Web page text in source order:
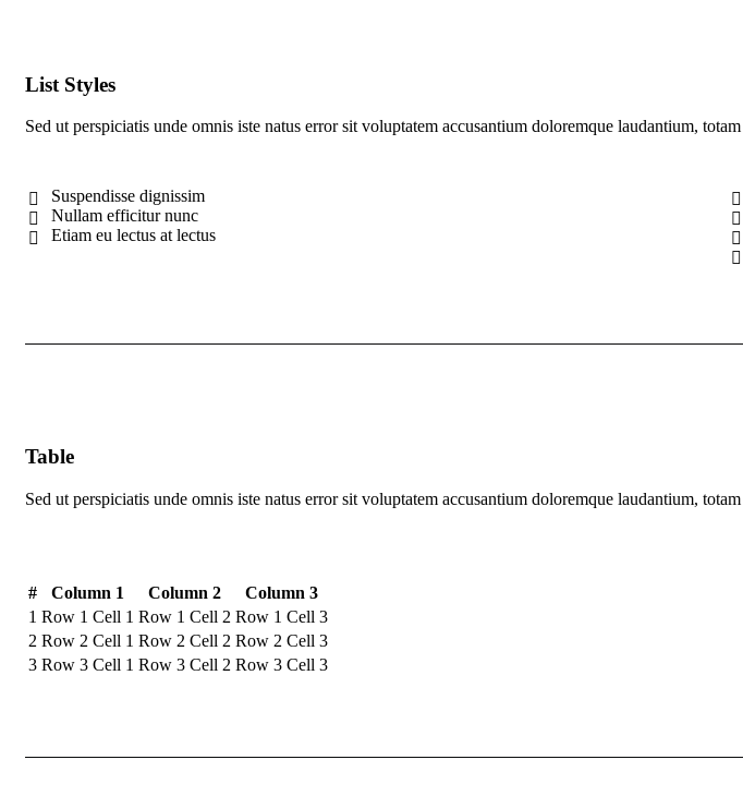
List Styles
Sed ut perspiciatis unde omnis iste natus error sit voluptatem accusantium doloremque laudantium,
Suspendisse dignissim
Nullam efficitur nunc
Etiam eu lectus at lectus
Table
Sed ut perspiciatis unde omnis iste natus error sit voluptatem accusantium doloremque laudantium,
# Column 1 Column 2
Column 3
1 Row 1 Cell 1 Row 1 Cell 2 Row 1 Cell 3
2 Row 2 Cell 1 Row 2 Cell 2 Row 2 Cell 3
3 Row 3 Cell 1 Row 3 Cell 2 Row 3 Cell 3